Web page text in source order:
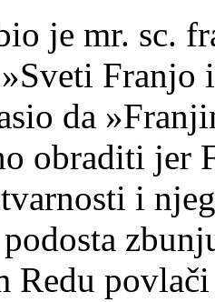
je mr. sc.
Franjo
da
obraditi jer
i
Redu